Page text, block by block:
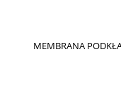
MEMBRANA